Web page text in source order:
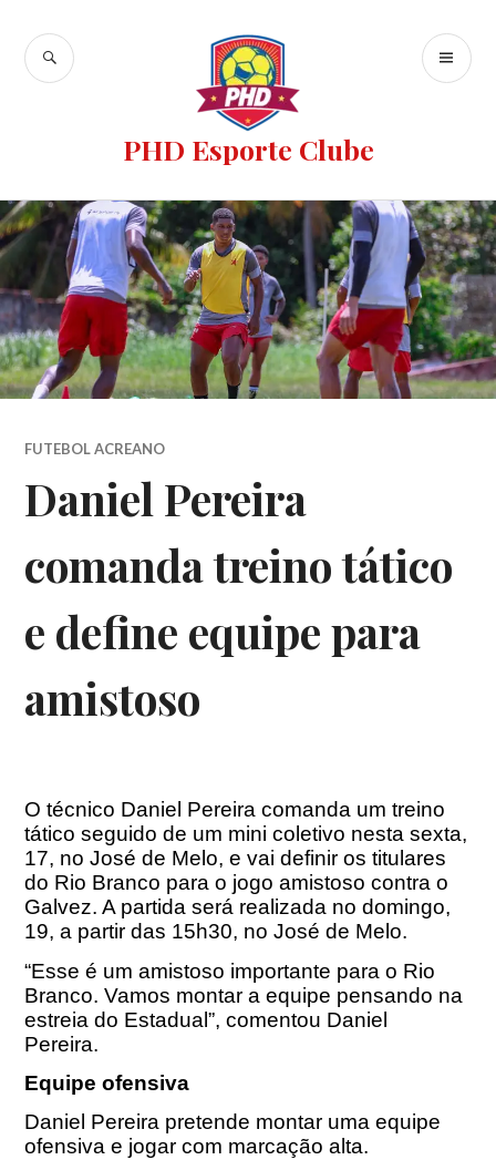
PHD Esporte Clube
FUTEBOL ACREANO
Daniel Pereira
comanda treino tático
e define equipe para
amistoso
O técnico Daniel Pereira comanda um treino
tático seguido de um mini coletivo nesta sexta,
17, no José de Melo, e vai definir os titulares
do Rio Branco para o jogo amistoso contra o
Galvez. A partida será realizada no domingo,
19, a partir das 15h30, no José de Melo.
“Esse é um amistoso importante para o Rio
Branco. Vamos montar a equipe pensando na
estreia do Estadual”, comentou Daniel
Pereira.
Equipe ofensiva
Daniel Pereira pretende montar uma equipe
ofensiva e jogar com marcação alta.